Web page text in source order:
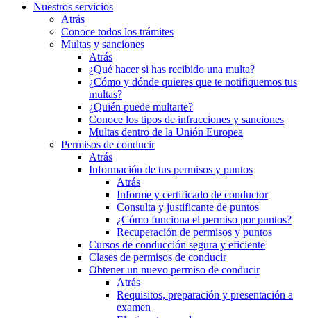
Nuestros servicios
Atrás
Conoce todos los trámites
Multas y sanciones
Atrás
¿Qué hacer si has recibido una multa?
¿Cómo y dónde quieres que te notifiquemos tus
multas?
¿Quién puede multarte?
Conoce los tipos de infracciones y sanciones
Multas dentro de la Unión Europea
Permisos de conducir
Atrás
Información de tus permisos y puntos
Atrás
Informe y certificado de conductor
Consulta y justificante de puntos
¿Cómo funciona el permiso por puntos?
Recuperación de permisos y puntos
Cursos de conducción segura y eficiente
Clases de permisos de conducir
Obtener un nuevo permiso de conducir
Atrás
Requisitos, preparación y presentación a
examen